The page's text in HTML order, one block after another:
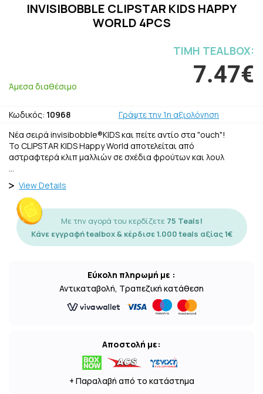
INVISIBOBBLE CLIPSTAR KIDS HAPPY
WORLD 4PCS
Κωδικός: 10968
Γράψτε την 1η αξιολόγηση
Νέα σειρά invisibobble®KIDS και πείτε αντίο στα "ouch"!
Το CLIPSTAR KIDS Happy World αποτελείται από
αστραφτερά κλιπ μαλλιών σε σχέδια φρούτων και λουλ
…
View Details
ΤΙΜH TEALBOX:
7.47€
Άμεσα διαθέσιμο
Με την αγορά του κερδίζετε75 Teals!
Κάνε εγγραφή tealbox & κέρδισε 1.000 teals αξίας 1€
Εύκολη πληρωμή με :
Αντικαταβολή, Τραπεζική κατάθεση
Αποστολή με:
+ Παραλαβή από το κατάστημα